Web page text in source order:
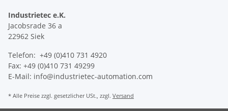
Industrietec e.K.
Jacobsrade 36 a
22962 Siek
Telefon: +49 (0)410 731 4920
Fax: +49 (0)410 731 49299
E-Mail: info@industrietec-automation.com
* Alle Preise zzgl. gesetzlicher USt., zzgl. Versand